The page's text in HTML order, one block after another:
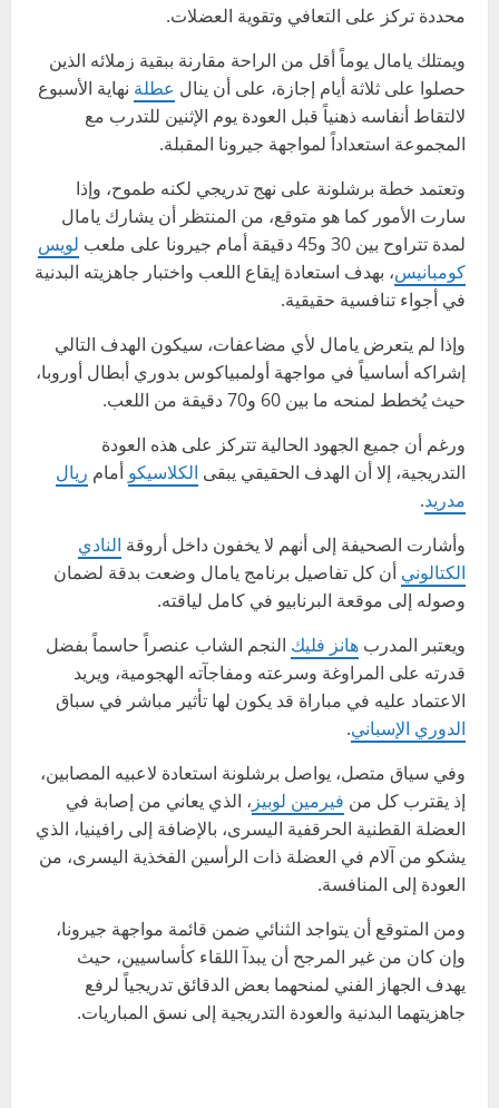
محددة تركز على التعافي وتقوية العضلات.
ويمتلك يامال يوماً أقل من الراحة مقارنة ببقية زملائه الذين
حصلوا على ثلاثة أيام إجازة، على أن ينال عطلة نهاية الأسبوع
لالتقاط أنفاسه ذهنياً قبل العودة يوم الإثنين للتدرب مع
المجموعة استعداداً لمواجهة جيرونا المقبلة.
وتعتمد خطة برشلونة على نهج تدريجي لكنه طموح، وإذا
سارت الأمور كما هو متوقع، من المنتظر أن يشارك يامال
لمدة تتراوح بين 30 و45 دقيقة أمام جيرونا على ملعب
لويس
كومبانيس، بهدف استعادة إيقاع اللعب واختبار جاهزيته البدنية
في أجواء تنافسية حقيقية.
وإذا لم يتعرض يامال لأي مضاعفات، سيكون الهدف التالي
إشراكه أساسياً في مواجهة أولمبياكوس بدوري أبطال أوروبا،
حيث يُخطط لمنحه ما بين 60 و70 دقيقة من اللعب.
ورغم أن جميع الجهود الحالية تتركز على هذه العودة
التدريجية، إلا أن الهدف الحقيقي يبقى الكلاسيكو أمام ريال
مدريد.
وأشارت الصحيفة إلى أنهم لا يخفون داخل أروقة النادي
الكتالوني أن كل تفاصيل برنامج يامال وضعت بدقة لضمان
وصوله إلى موقعة البرنابيو في كامل لياقته.
ويعتبر المدرب هانز فليك النجم الشاب عنصراً حاسماً بفضل
قدرته على المراوغة وسرعته ومفاجآته الهجومية، ويريد
الاعتماد عليه في مباراة قد يكون لها تأثير مباشر في سباق
الدوري الإسباني.
وفي سياق متصل، يواصل برشلونة استعادة لاعبيه المصابين،
إذ يقترب كل من فيرمين لوبيز ، الذي يعاني من إصابة في
العضلة القطنية الحرقفية اليسرى، بالإضافة إلى رافينيا، الذي
يشكو من آلام في العضلة ذات الرأسين الفخذية اليسرى، من
العودة إلى المنافسة.
ومن المتوقع أن يتواجد الثنائي ضمن قائمة مواجهة جيرونا،
وإن كان من غير المرجح أن يبدآ اللقاء كأساسيين، حيث
يهدف الجهاز الفني لمنحهما بعض الدقائق تدريجياً لرفع
جاهزيتهما البدنية والعودة التدريجية إلى نسق المباريات.